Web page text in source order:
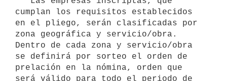
cumplan los requisitos establecidos
en el pliego, serán clasificadas por
zona geográfica y servicio/obra.
Dentro de cada zona y servicio/obra
se definirá por sorteo el orden de
prelación en la nómina, orden que
será válido para todo el periodo de